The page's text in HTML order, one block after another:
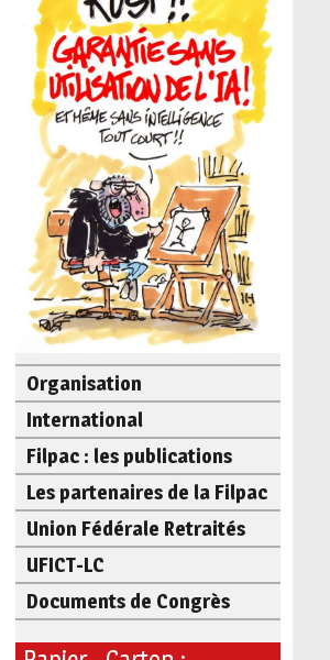
Organisation
International
Filpac : les publications
Les partenaires de la Filpac
Union Fédérale Retraités
UFICT-LC
Documents de Congrès